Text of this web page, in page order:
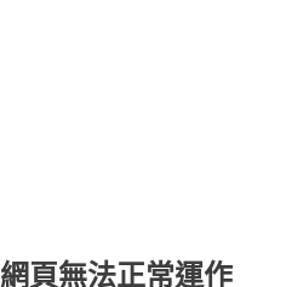
網頁無法正常運作